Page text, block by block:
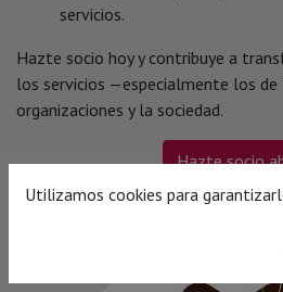
servicios.
Hazte socio hoy y contribuye a
los servicios —especialmente los
organizaciones y la sociedad.
Hazte socio
Utilizamos cookies para